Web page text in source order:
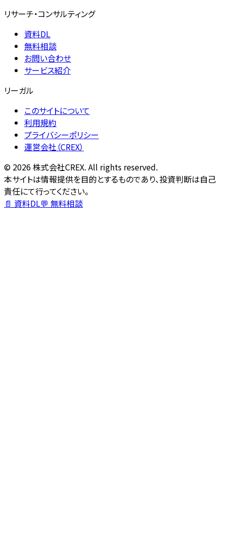
リサーチ・コンサルティング
資料DL
無料相談
お問い合わせ
サービス紹介
リーガル
このサイトについて
利用規約
プライバシーポリシー
運営会社（CREX）
© 2026株式会社CREX. All rights reserved.
本サイトは情報提供を目的とするものであり、投資判断は自己
責任にて行ってください。
📄 資料DL💬 無料相談